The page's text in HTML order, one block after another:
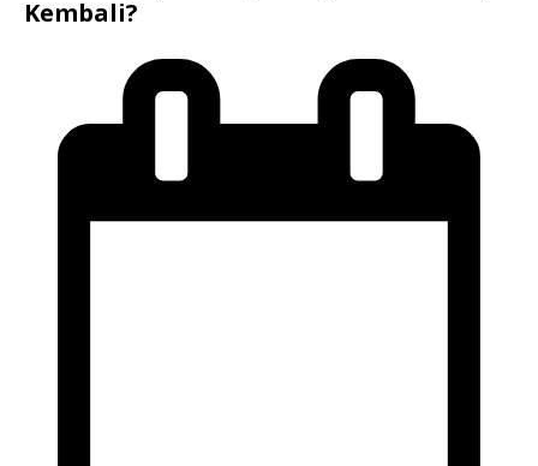
Kembali?